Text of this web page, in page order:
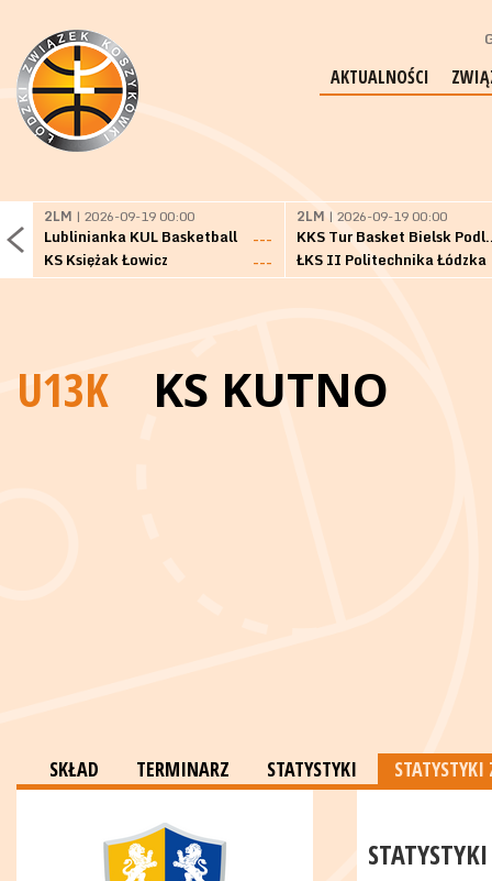
AKTUALNOŚCI
2LM | 2026-09-19 00:00
Lublinianka KUL Basketball
---
KS Księżak Łowicz
---
2LM | 2026-09-19 00:00
KKS Tur
ŁKS II Politechnika Łódzka
U13K KS KUTNO
SKŁAD TERMINARZ STATYSTYKI